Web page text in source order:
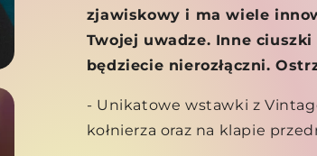
zjawiskowy i ma wiele
Twojej uwadze. Inne
będziecie nierozłączni.
- Unikatowe wstawki z
kołnierza oraz na klapie